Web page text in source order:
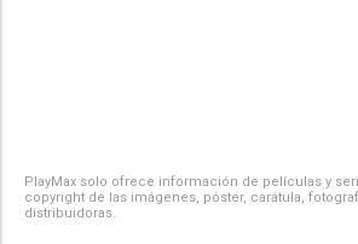
PlayMax solo ofrece información de películas y
copyright de las imágenes, póster, carátula,
distribuidoras.